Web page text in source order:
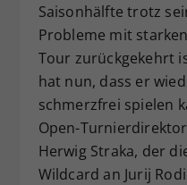
Saisonhälfte trotz
Probleme mit
Tour zurückgekehrt
hat nun, dass er
schmerzfrei spielen
Open-
Herwig Straka, der
Wildcard an Jurij